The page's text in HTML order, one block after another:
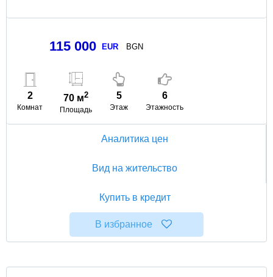
115 000 EUR BGN
2
Комнат
70 м2
Площадь
5
Этаж
6
Этажность
Аналитика цен
Вид на жительство
Купить в кредит
В избранное